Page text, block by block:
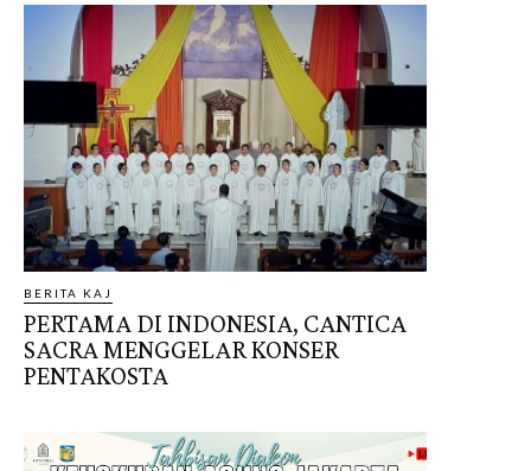
BERITA KAJ
PERTAMA DI INDONESIA, CANTICA
SACRA MENGGELAR KONSER
PENTAKOSTA